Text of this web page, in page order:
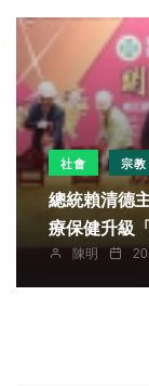
社會 宗教
總統賴清德
療保健升級
陳明